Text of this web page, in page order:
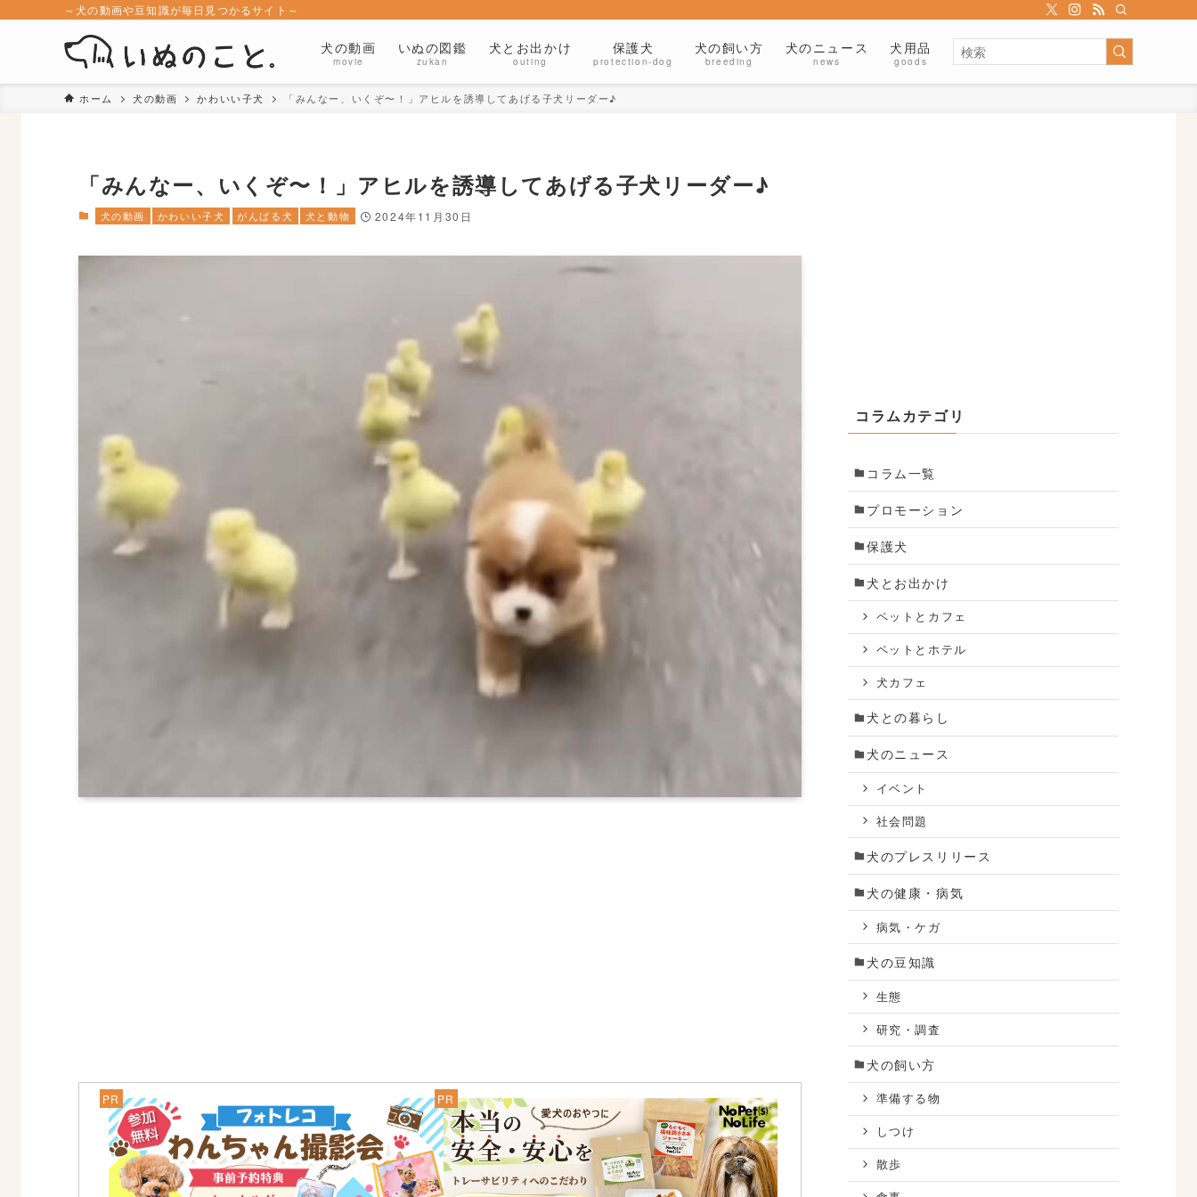
～犬の動画や豆知識が毎日見つかるサイト～
犬の動画
movie
いぬの図鑑
zukan
犬とお出かけ
outing
保護犬
protection-dog
犬の飼い方
breeding
犬のニュース
news
犬用品
goods
ホーム 犬の動画 かわいい子犬 「みんなー、いくぞ〜！」アヒルを誘導してあげる子犬リーダー♪
「みんなー、いくぞ〜！」アヒルを誘導してあげる子犬リーダー♪
犬の動画 かわいい子犬 がんばる犬 犬と動物 2024年11月30日
コラムカテゴリ
コラム一覧
プロモーション
保護犬
犬とお出かけ
ペットとカフェ
ペットとホテル
犬カフェ
犬との暮らし
犬のニュース
イベント
社会問題
犬のプレスリリース
犬の健康・病気
病気・ケガ
犬の豆知識
生態
研究・調査
犬の飼い方
準備する物
しつけ
散歩